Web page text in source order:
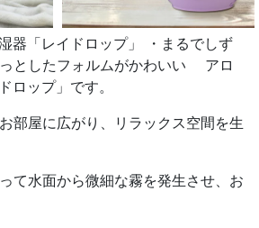
器「レイドロップ」 ・まるでしず
としたフォルムがかわいい アロ
ロップ」です。
部屋に広がり、リラックス空間を生
て水面から微細な霧を発生させ、お